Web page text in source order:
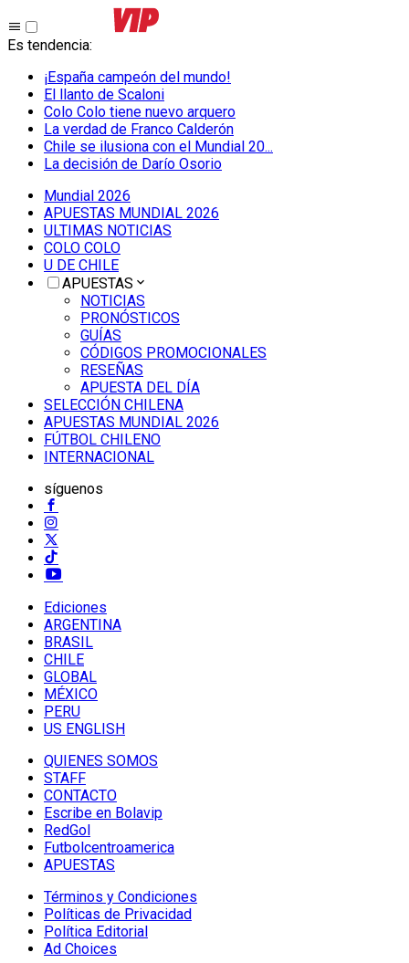
Es tendencia:
¡España campeón del mundo!
El llanto de Scaloni
Colo Colo tiene nuevo arquero
La verdad de Franco Calderón
Chile se ilusiona con el Mundial 20...
La decisión de Darío Osorio
Mundial 2026
APUESTAS MUNDIAL 2026
ULTIMAS NOTICIAS
COLO COLO
U DE CHILE
APUESTAS
NOTICIAS
PRONÓSTICOS
GUÍAS
CÓDIGOS PROMOCIONALES
RESEÑAS
APUESTA DEL DÍA
SELECCIÓN CHILENA
APUESTAS MUNDIAL 2026
FÚTBOL CHILENO
INTERNACIONAL
síguenos
Ediciones
ARGENTINA
BRASIL
CHILE
GLOBAL
MÉXICO
PERU
US ENGLISH
QUIENES SOMOS
STAFF
CONTACTO
Escribe en Bolavip
RedGol
Futbolcentroamerica
APUESTAS
Términos y Condiciones
Políticas de Privacidad
Política Editorial
Ad Choices